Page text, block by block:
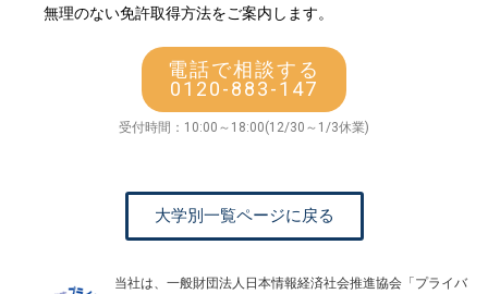
無理のない免許取得方法をご案内します。
電話で相談する
0120-883-147
受付時間：10:00～18:00(12/30～1/3休業)
大学別一覧ページに戻る
当社は、一般財団法人日本情報経済社会推進協会「プライバ